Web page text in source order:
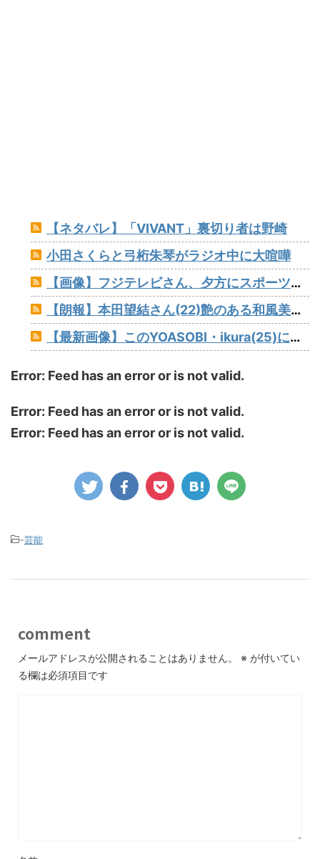
【ネタバレ】「VIVANT」裏切り者は野崎
小田さくらと弓桁朱琴がラジオ中に大喧嘩
【画像】フジテレビさん、夕方にスポーツトレーナーの見せブラをモロ流し
【朗報】本田望結さん(22)艶のある和風美人に育成成功
【最新画像】このYOASOBI・ikura(25)にパイズリされて射精しないヤツなんているの？
Error: Feed has an error or is not valid.
Error: Feed has an error or is not valid.
Error: Feed has an error or is not valid.
-芸能
comment
メールアドレスが公開されることはありません。 ※ が付いてい
る欄は必須項目です